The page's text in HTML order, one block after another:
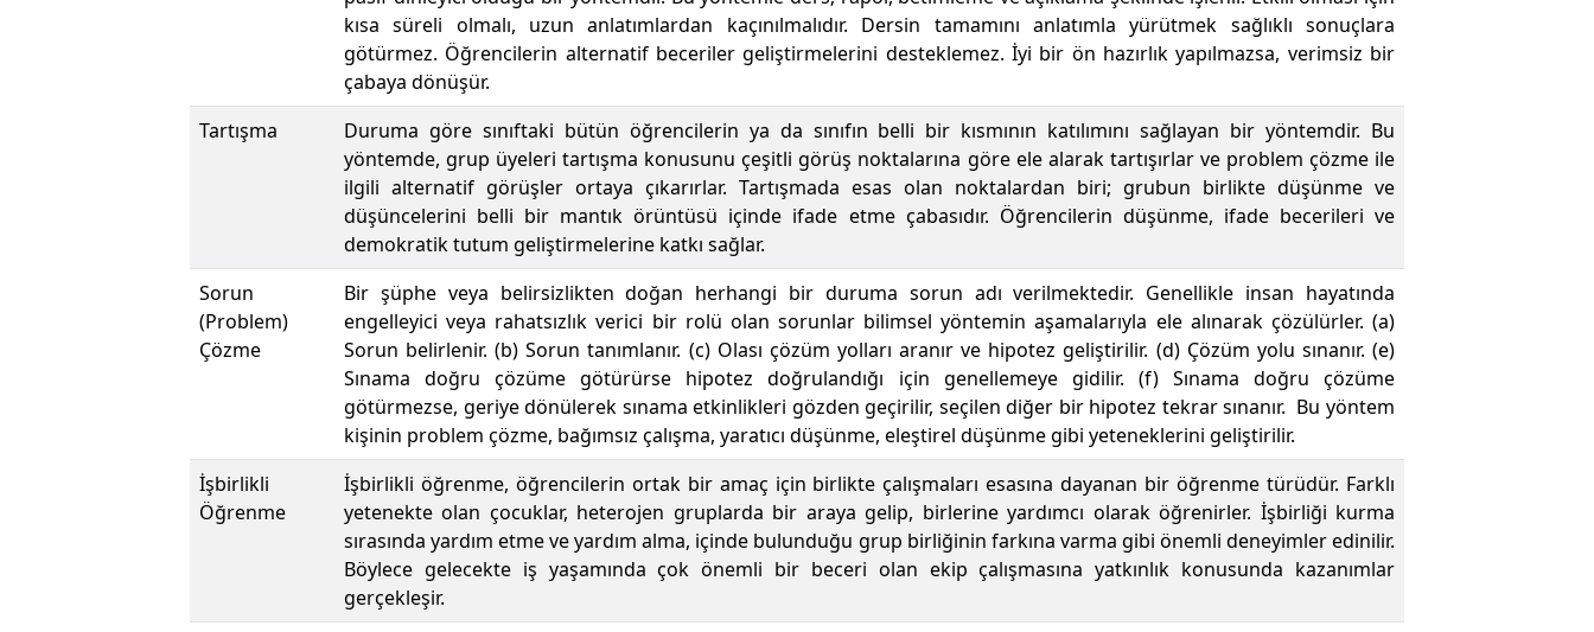
kısa süreli olmalı, uzun anlatımlardan kaçınılmalıdır. Dersin tamamını anlatımla yürütmek sağlıklı sonuçlara
götürmez. Öğrencilerin alternatif beceriler geliştirmelerini desteklemez. İyi bir ön hazırlık yapılmazsa, verimsiz bir
çabaya dönüşür.
Tartışma
Duruma göre sınıftaki bütün öğrencilerin ya da sınıfın belli bir kısmının katılımını sağlayan bir yöntemdir. Bu
yöntemde, grup üyeleri tartışma konusunu çeşitli görüş noktalarına göre ele alarak tartışırlar ve problem çözme ile
ilgili alternatif görüşler ortaya çıkarırlar. Tartışmada esas olan noktalardan biri; grubun birlikte düşünme ve
düşüncelerini belli bir mantık örüntüsü içinde ifade etme çabasıdır. Öğrencilerin düşünme, ifade becerileri ve
demokratik tutum geliştirmelerine katkı sağlar.
Sorun
(Problem)
Çözme
Bir şüphe veya belirsizlikten doğan herhangi bir duruma sorun adı verilmektedir. Genellikle insan hayatında
engelleyici veya rahatsızlık verici bir rolü olan sorunlar bilimsel yöntemin aşamalarıyla ele alınarak çözülürler. (a)
Sorun belirlenir. (b) Sorun tanımlanır. (c) Olası çözüm yolları aranır ve hipotez geliştirilir. (d) Çözüm yolu sınanır. (e)
Sınama doğru çözüme götürürse hipotez doğrulandığı için genellemeye gidilir. (f) Sınama doğru çözüme
götürmezse, geriye dönülerek sınama etkinlikleri gözden geçirilir, seçilen diğer bir hipotez tekrar sınanır. Bu yöntem
kişinin problem çözme, bağımsız çalışma, yaratıcı düşünme, eleştirel düşünme gibi yeteneklerini geliştirilir.
İşbirlikli
Öğrenme
İşbirlikli öğrenme, öğrencilerin ortak bir amaç için birlikte çalışmaları esasına dayanan bir öğrenme türüdür. Farklı
yetenekte olan çocuklar, heterojen gruplarda bir araya gelip, birlerine yardımcı olarak öğrenirler. İşbirliği kurma
sırasında yardım etme ve yardım alma, içinde bulunduğu grup birliğinin farkına varma gibi önemli deneyimler edinilir.
Böylece gelecekte iş yaşamında çok önemli bir beceri olan ekip çalışmasına yatkınlık konusunda kazanımlar
gerçekleşir.